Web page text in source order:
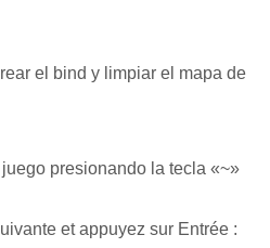
el bind y limpiar el mapa de
presionando la tecla «~»
et appuyez sur Entrée :